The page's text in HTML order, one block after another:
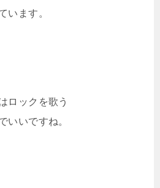
います。
ロックを歌う
いいですね。